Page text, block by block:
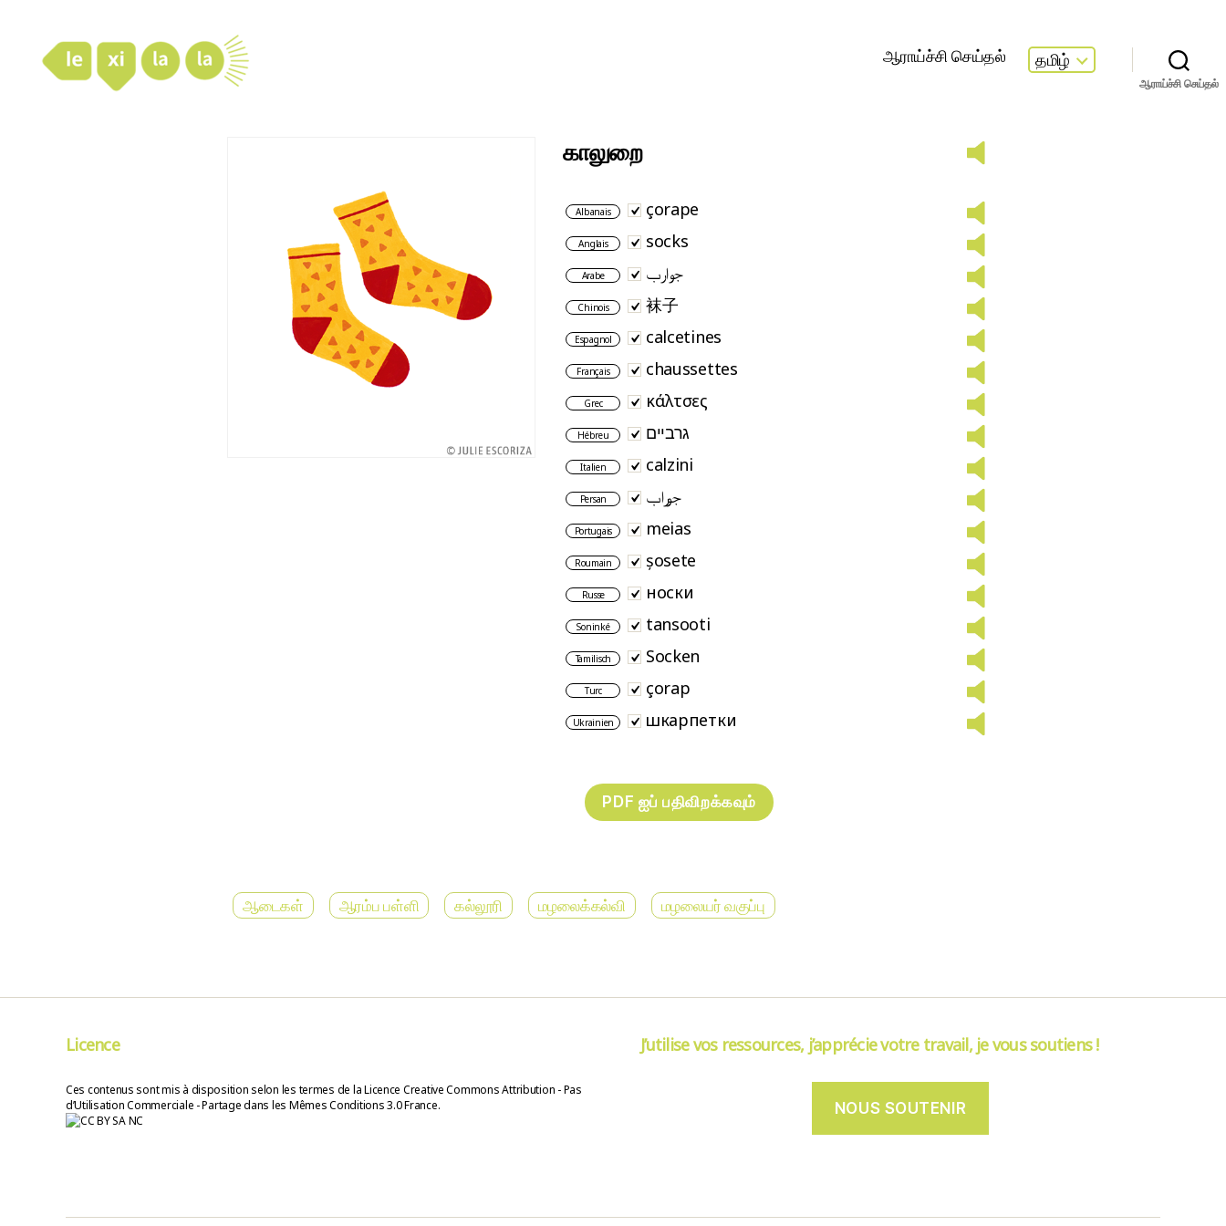
ஆராய்ச்சி செய்தல் தமிழ்
ஆராய்ச்சி செய்தல்
காலுறை
Albanais çorape
Anglais socks
Arabe جوارب
Chinois 袜子
Espagnol calcetines
Français chaussettes
Grec κάλτσες
Hébreu גרביים
Italien calzini
Persan جوراب
Portugais meias
Roumain șosete
Russe носки
Soninké tansooti
Tamilisch Socken
Turc çorap
Ukrainien шкарпетки
ஆடைகள் ஆரம்ப பள்ளி கல்லூரி மழலைக்கல்வி மழலையர் வகுப்பு
Licence
Ces contenus sont mis à disposition selon les termes de la Licence Creative Commons Attribution - Pas
d’Utilisation Commerciale - Partage dans les Mêmes Conditions 3.0 France.
J’utilise vos ressources, j’apprécie votre travail, je vous soutiens !
NOUS SOUTENIR